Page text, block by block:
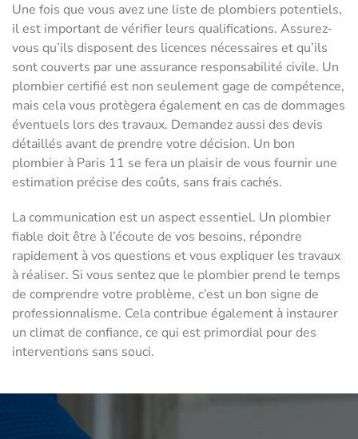
Une fois que vous avez une liste de plombiers potentiels,
il est important de vérifier leurs qualifications. Assurez-
vous qu’ils disposent des licences nécessaires et qu’ils
sont couverts par une assurance responsabilité civile. Un
plombier certifié est non seulement gage de compétence,
mais cela vous protègera également en cas de dommages
éventuels lors des travaux. Demandez aussi des devis
détaillés avant de prendre votre décision. Un bon
plombier à Paris 11 se fera un plaisir de vous fournir une
estimation précise des coûts, sans frais cachés.
La communication est un aspect essentiel. Un plombier
fiable doit être à l’écoute de vos besoins, répondre
rapidement à vos questions et vous expliquer les travaux
à réaliser. Si vous sentez que le plombier prend le temps
de comprendre votre problème, c’est un bon signe de
professionnalisme. Cela contribue également à instaurer
un climat de confiance, ce qui est primordial pour des
interventions sans souci.